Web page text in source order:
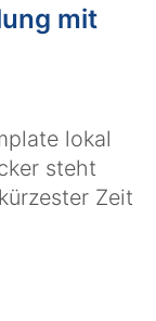
mit
lokal
steht
Zeit